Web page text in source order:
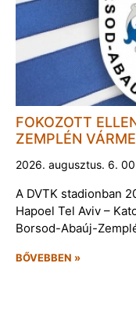
FOKOZOTT
ZEMPLÉN
2026. augusztus. 6.
A DVTK stadionban
Hapoel Tel Aviv –
Borsod-Abaúj-
BŐVEBBEN »